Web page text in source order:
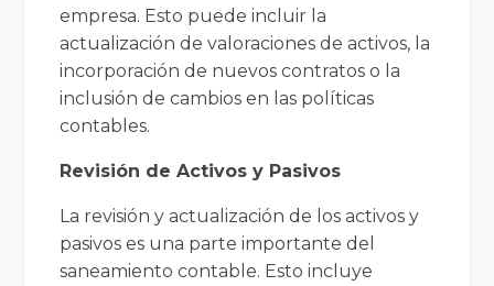
empresa. Esto puede incluir la
actualización de valoraciones de activos, la
incorporación de nuevos contratos o la
inclusión de cambios en las políticas
contables.
Revisión de Activos y Pasivos
La revisión y actualización de los activos y
pasivos es una parte importante del
saneamiento contable. Esto incluye